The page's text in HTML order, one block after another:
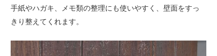
手紙やハガキ、メモ類の整理にも使いやすく、壁面をすっ
きり整えてくれます。